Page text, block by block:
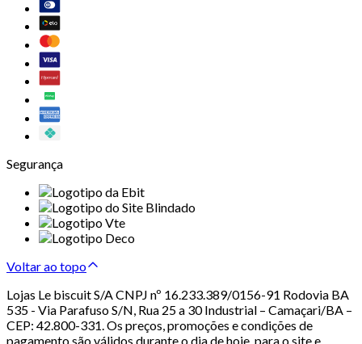
Segurança
Voltar ao topo
Lojas Le biscuit S/A CNPJ nº 16.233.389/0156-91 Rodovia BA
535 - Via Parafuso S/N, Rua 25 a 30 Industrial – Camaçari/BA –
CEP: 42.800-331. Os preços, promoções e condições de
pagamento são válidos durante o dia de hoje, para o site e